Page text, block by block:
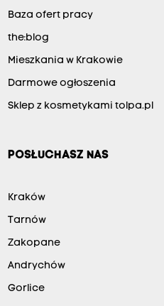
Baza ofert pracy
the:blog
Mieszkania w Krakowie
Darmowe ogłoszenia
Sklep z kosmetykami tolpa.pl
POSŁUCHASZ NAS
Kraków
Tarnów
Zakopane
Andrychów
Gorlice